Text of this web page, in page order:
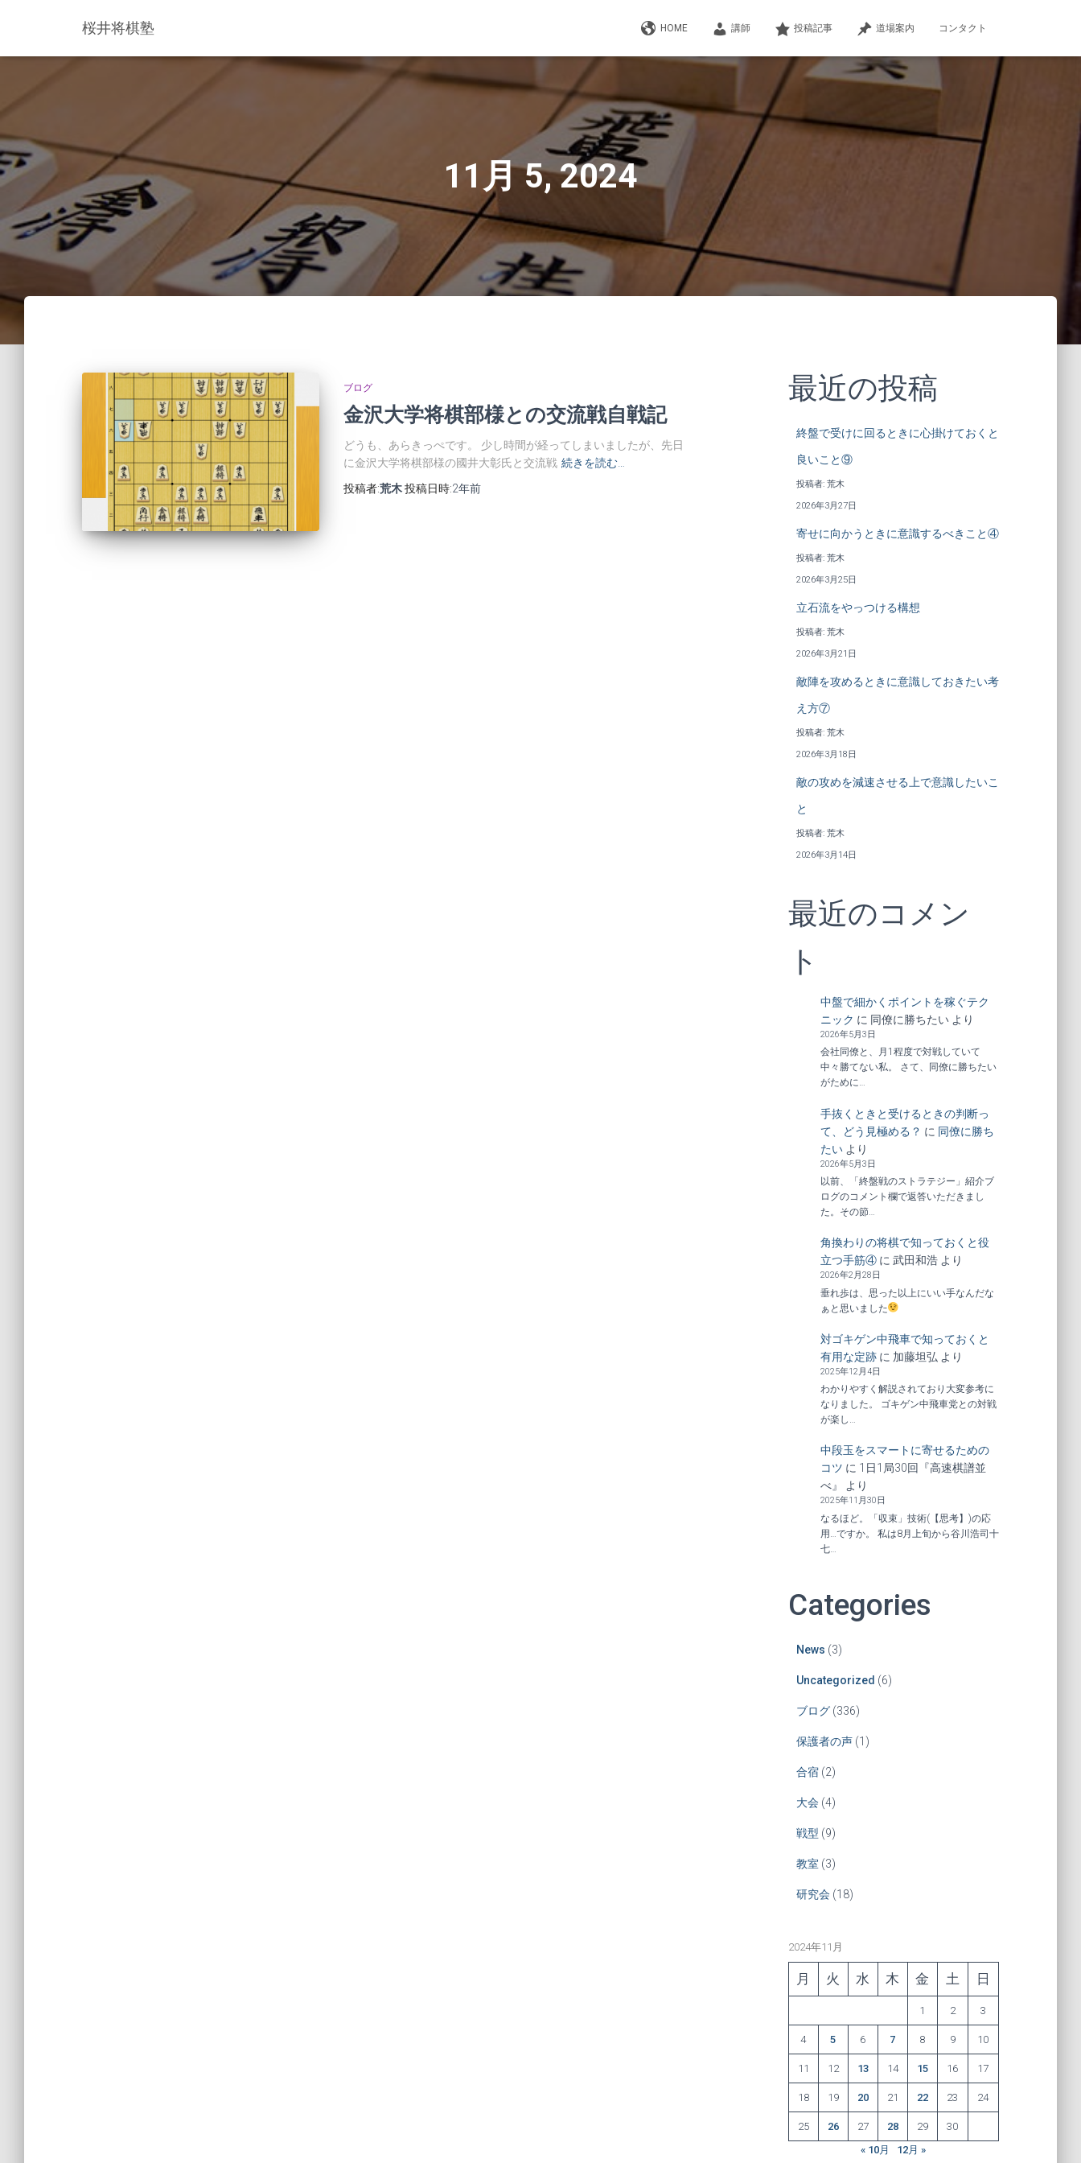
桜井将棋塾 HOME 講師 投稿記事 道場案内 コンタクト
11月 5, 2024
ブログ
金沢大学将棋部様との交流戦自戦記
どうも、あらきっぺです。 少し時間が経ってしまいましたが、先日
に金沢大学将棋部様の國井大彰氏と交流戦 続きを読む…
投稿者:荒木投稿日時:2年前
最近の投稿
終盤で受けに回るときに心掛けておくと
良いこと⑨
投稿者: 荒木
2026年3月27日
寄せに向かうときに意識するべきこと④
投稿者: 荒木
2026年3月25日
立石流をやっつける構想
投稿者: 荒木
2026年3月21日
敵陣を攻めるときに意識しておきたい考
え方⑦
投稿者: 荒木
2026年3月18日
敵の攻めを減速させる上で意識したいこ
と
投稿者: 荒木
2026年3月14日
最近のコメン
ト
中盤で細かくポイントを稼ぐテク
ニック に 同僚に勝ちたいより
2026年5月3日
会社同僚と、月1程度で対戦していて
中々勝てない私。 さて、同僚に勝ちたい
がために…
手抜くときと受けるときの判断っ
て、どう見極める？ に 同僚に勝ち
たいより
2026年5月3日
以前、「終盤戦のストラテジー」紹介ブ
ログのコメント欄で返答いただきまし
た。その節…
角換わりの将棋で知っておくと役
立つ手筋④に 武田和浩より
2026年2月28日
垂れ歩は、思った以上にいい手なんだな
ぁと思いました
対ゴキゲン中飛車で知っておくと
有用な定跡に 加藤坦弘 より
2025年12月4日
わかりやすく解説されており大変参考に
なりました。 ゴキゲン中飛車党との対戦
が楽し…
中段玉をスマートに寄せるための
コツ に 1日1局30回『高速棋譜並
べ』
より
2025年11月30日
なるほど。「収束」技術(【思考】)の応
用…ですか。 私は8月上旬から谷川浩司十
七…
Categories
News (3)
Uncategorized (6)
ブログ(336)
保護者の声(1)
合宿(2)
大会(4)
戦型 (9)
教室 (3)
研究会(18)
2024年11月
月 火 水 木 金 土 日
1 2 3
4 5 6 7 8 9 10
11 12 13 14 15 16 17
18 19 20 21 22 23 24
25 26 27 28 29
30
« 10月
12月 »